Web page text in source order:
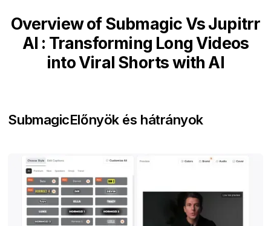
Overview of Submagic Vs Jupitrr
AI : Transforming Long Videos
into Viral Shorts with AI
SubmagicElőnyök és hátrányok